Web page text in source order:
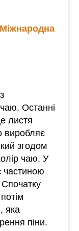
Міжнародна
Останні
листя
виробляє
згодом
чаю. У
частиною
Спочатку
яка
піни.